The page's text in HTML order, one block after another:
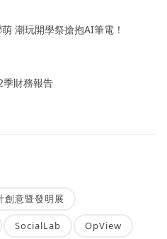
潮玩開學祭搶抱AI筆電！
財務報告
創意暨發明展
SocialLab OpView